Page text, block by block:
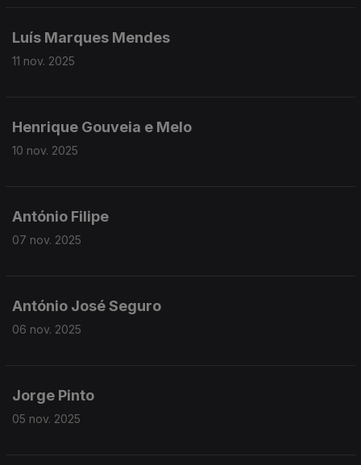
Luís Marques Mendes
11 nov. 2025
Henrique Gouveia e Melo
10 nov. 2025
António Filipe
07 nov. 2025
António José Seguro
06 nov. 2025
Jorge Pinto
05 nov. 2025